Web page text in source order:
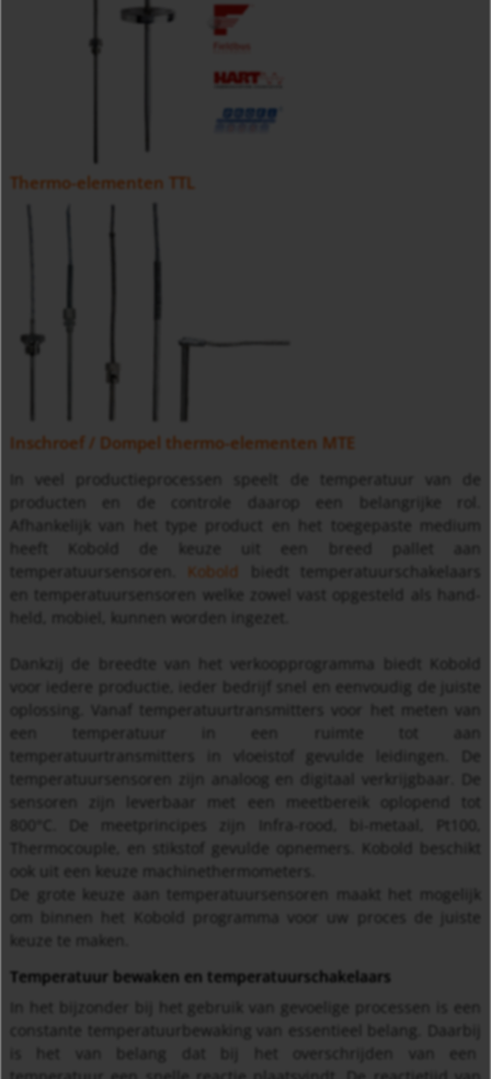
Thermo-elementen TTL
Inschroef / Dompel thermo-elementen MTE
In veel productieprocessen speelt de temperatuur van de
producten en de controle daarop een belangrijke rol.
Afhankelijk van het type product en het toegepaste medium
heeft Kobold de keuze uit een breed pallet aan
Kobold
biedt temperatuurschakelaars
en temperatuursensoren welke zowel vast opgesteld als hand-
held, mobiel, kunnen worden ingezet.
Dankzij de breedte van het verkoopprogramma biedt Kobold
voor iedere productie, ieder bedrijf snel en eenvoudig de juiste
oplossing. Vanaf temperatuurtransmitters voor het meten van
temperatuurtransmitters in vloeistof gevulde leidingen. De
temperatuursensoren zijn analoog en digitaal verkrijgbaar. De
sensoren zijn leverbaar met een meetbereik oplopend tot
Thermocouple, en stikstof gevulde opnemers. Kobold beschikt
ook uit een keuze machinethermometers.
De grote keuze aan temperatuursensoren maakt het mogelijk
om binnen het Kobold programma voor uw proces de juiste
keuze te maken.
Temperatuur bewaken en temperatuurschakelaars
In het bijzonder bij het gebruik van gevoelige processen is een
constante temperatuurbewaking van essentieel belang. Daarbij
is het van belang dat bij het overschrijden van een